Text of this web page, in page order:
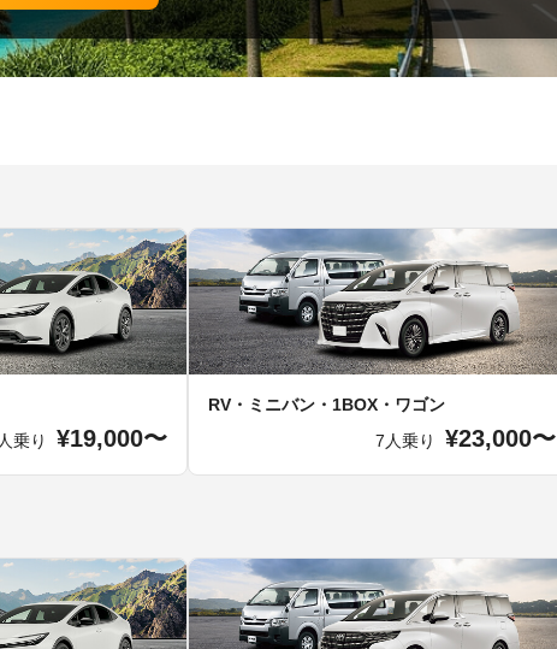
乗り
¥19,000〜
RV・ミニバン・1BOX・ワゴン
7人乗り
¥23,000〜